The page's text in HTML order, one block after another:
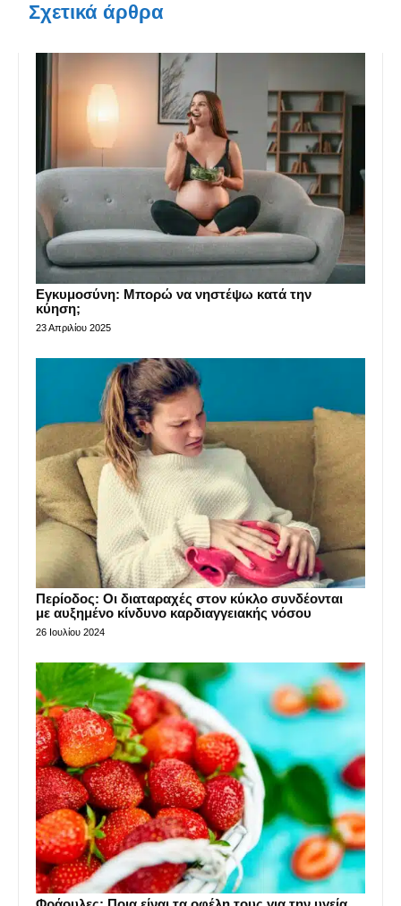
Σχετικά άρθρα
Εγκυμοσύνη: Μπορώ να νηστέψω κατά την
κύηση;
23 Απριλίου 2025
Περίοδος: Οι διαταραχές στον κύκλο συνδέονται
με αυξημένο κίνδυνο καρδιαγγειακής νόσου
26 Ιουλίου 2024